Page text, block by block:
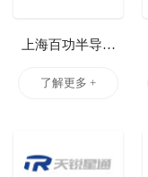
上海百功半导体
有限公司
了解更多 +